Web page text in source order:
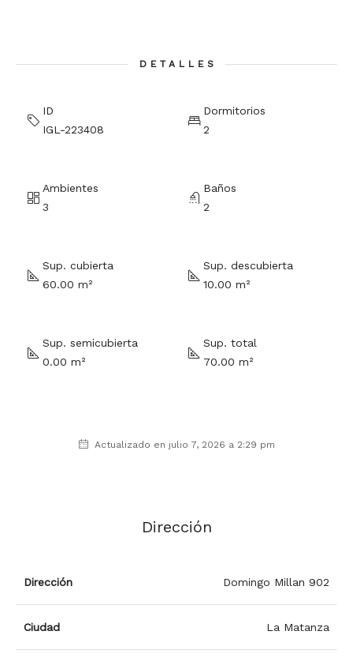
DETALLES
ID
IGL-223408
Dormitorios
2
Ambientes
3
Baños
2
Sup. cubierta
60.00 m²
Sup. descubierta
10.00 m²
Sup. semicubierta
0.00 m²
Sup. total
70.00 m²
Actualizado en julio 7, 2026 a 2:29 pm
Dirección
Dirección Domingo Millan 902
Ciudad La Matanza